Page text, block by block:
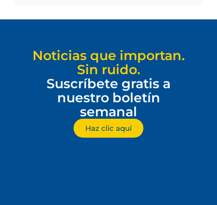
Noticias que importan.
Sin ruido.
Suscríbete gratis a
nuestro boletín
semanal
Haz clic aquí